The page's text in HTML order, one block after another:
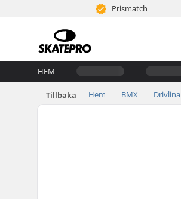
Prismatch
HEM
Tillbaka Hem BMX Drivlina